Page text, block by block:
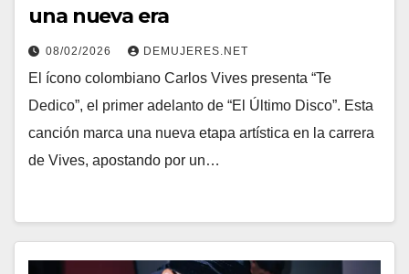
una nueva era
08/02/2026 DEMUJERES.NET
El ícono colombiano Carlos Vives presenta “Te
Dedico”, el primer adelanto de “El Último Disco”. Esta
canción marca una nueva etapa artística en la carrera
de Vives, apostando por un…